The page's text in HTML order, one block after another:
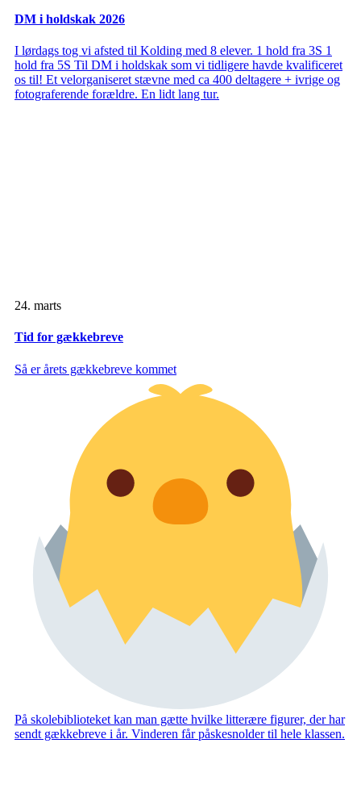
DM i holdskak 2026
I lørdags tog vi afsted til Kolding med 8 elever. 1 hold fra 3S 1
hold fra 5S Til DM i holdskak som vi tidligere havde kvalificeret
os til! Et velorganiseret stævne med ca 400 deltagere + ivrige og
fotograferende forældre. En lidt lang tur.
24. marts
Tid for gækkebreve
Så er årets gækkebreve kommet
På skolebiblioteket kan man gætte hvilke litterære figurer, der har
sendt gækkebreve i år. Vinderen får påskesnolder til hele klassen.